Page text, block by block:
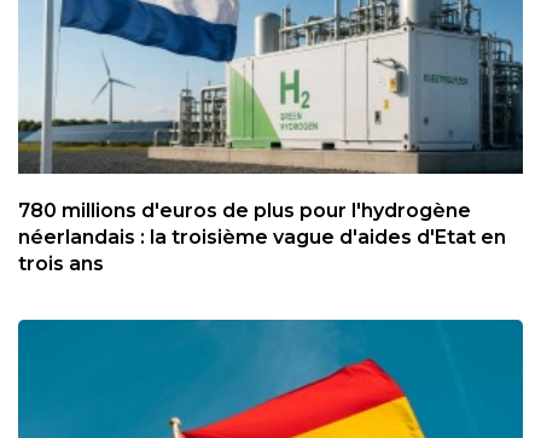
780 millions d'euros de plus pour l'hydrogène
néerlandais : la troisième vague d'aides d'Etat en
trois ans